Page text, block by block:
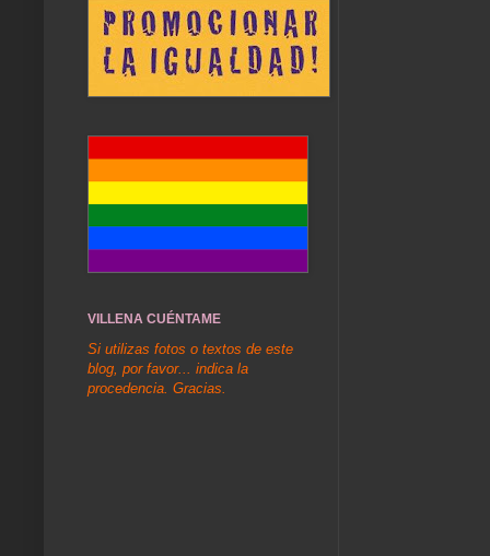
VILLENA CUÉNTAME
Si utilizas fotos o textos de este
blog, por favor... indica la
procedencia. Gracias.